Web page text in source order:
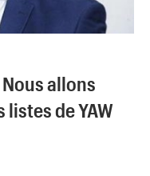
allons
de YAW